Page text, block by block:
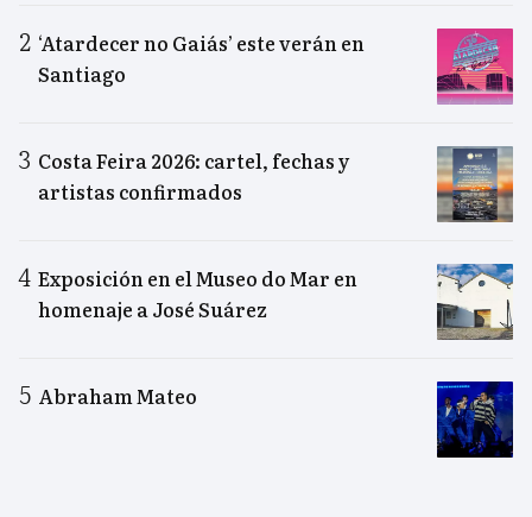
‘Atardecer no Gaiás’ este verán en
Santiago
Costa Feira 2026: cartel, fechas y
artistas confirmados
Exposición en el Museo do Mar en
homenaje a José Suárez
Abraham Mateo